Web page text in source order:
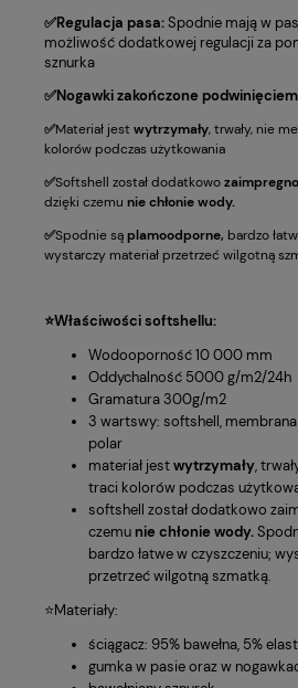
✅Regulacja pasa:Spodnie mają w
możliwość dodatkowej regulacji za
sznurka
✅Nogawki zakończone podwinięciem
✅Materiał jest wytrzymały, trwały, nie
kolorów podczas użytkowania
✅Softshell został dodatkowo
dzięki czemu nie chłonie wody.
✅Spodnie sąplamoodporne, bardzo
wystarczy materiał przetrzeć wilgotną
⭐Właściwości softshellu:
Wodooporność 10 000 mm
Oddychalność 5000 g/m2/24h
Gramatura 300g/m2
3 wartswy: softshell,
polar
materiał jestwytrzymały,
traci kolorów podczas
softshell został dodatkowo
czemu nie chłonie wody.
bardzo łatwe w czyszczeniu;
przetrzeć wilgotną szmatką.
⭐Materiały:
ściągacz: 95% bawełna, 5%
gumka w pasie oraz w